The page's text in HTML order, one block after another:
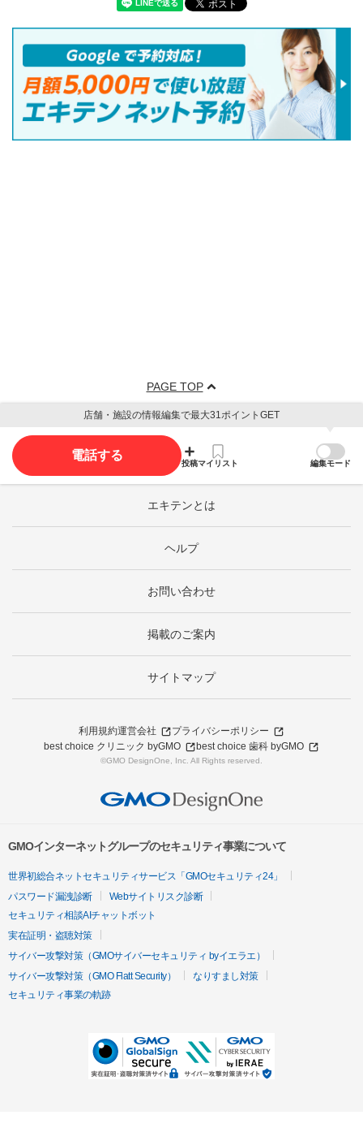
PAGE TOP
店舗・施設の情報編集で最大31ポイントGET
電話する
投稿マイリスト 編集モード
エキテンとは
ヘルプ
お問い合わせ
掲載のご案内
サイトマップ
利用規約運営会社
プライバシーポリシー
best choice クリニック byGMO
best choice 歯科 byGMO
©GMO DesignOne, Inc. All Rights reserved.
GMOインターネットグループのセキュリティ事業について
世界初総合ネットセキュリティサービス「GMOセキュリティ24」
パスワード漏洩診断
Webサイトリスク診断
セキュリティ相談AIチャットボット
実在証明・盗聴対策
サイバー攻撃対策（GMOサイバーセキュリティ byイエラエ）
サイバー攻撃対策（GMO Flatt Security）
なりすまし対策
セキュリティ事業の軌跡